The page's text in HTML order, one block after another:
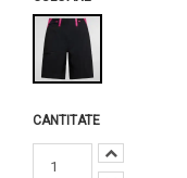
CANTITATE